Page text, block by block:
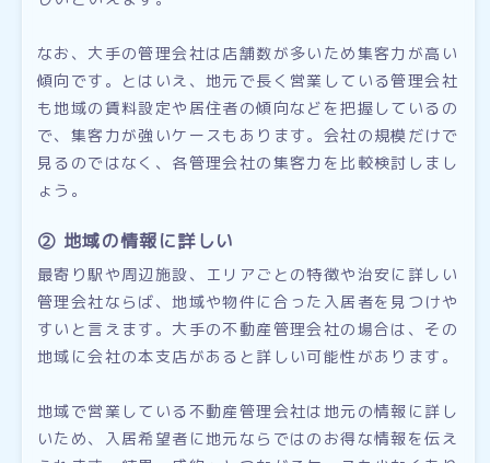
なお、大手の管理会社は店舗数が多いため集客力が高い
傾向です。とはいえ、地元で長く営業している管理会社
も地域の賃料設定や居住者の傾向などを把握しているの
で、集客力が強いケースもあります。会社の規模だけで
見るのではなく、各管理会社の集客力を比較検討しまし
ょう。
② 地域の情報に詳しい
最寄り駅や周辺施設、エリアごとの特徴や治安に詳しい
管理会社ならば、地域や物件に合った入居者を見つけや
すいと言えます。大手の不動産管理会社の場合は、その
地域に会社の本支店があると詳しい可能性があります。
地域で営業している不動産管理会社は地元の情報に詳し
いため、入居希望者に地元ならではのお得な情報を伝え